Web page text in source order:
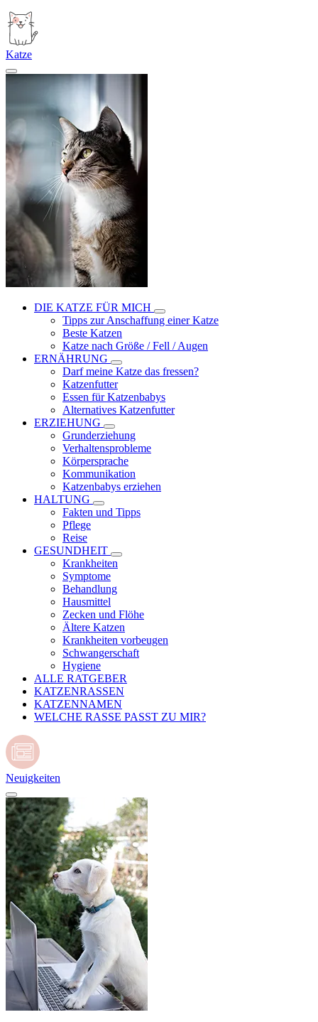
Katze
DIE KATZE FÜR MICH
Tipps zur Anschaffung einer Katze
Beste Katzen
Katze nach Größe / Fell / Augen
ERNÄHRUNG
Darf meine Katze das fressen?
Katzenfutter
Essen für Katzenbabys
Alternatives Katzenfutter
ERZIEHUNG
Grunderziehung
Verhaltensprobleme
Körpersprache
Kommunikation
Katzenbabys erziehen
HALTUNG
Fakten und Tipps
Pflege
Reise
GESUNDHEIT
Krankheiten
Symptome
Behandlung
Hausmittel
Zecken und Flöhe
Ältere Katzen
Krankheiten vorbeugen
Schwangerschaft
Hygiene
ALLE RATGEBER
KATZENRASSEN
KATZENNAMEN
WELCHE RASSE PASST ZU MIR?
Neuigkeiten